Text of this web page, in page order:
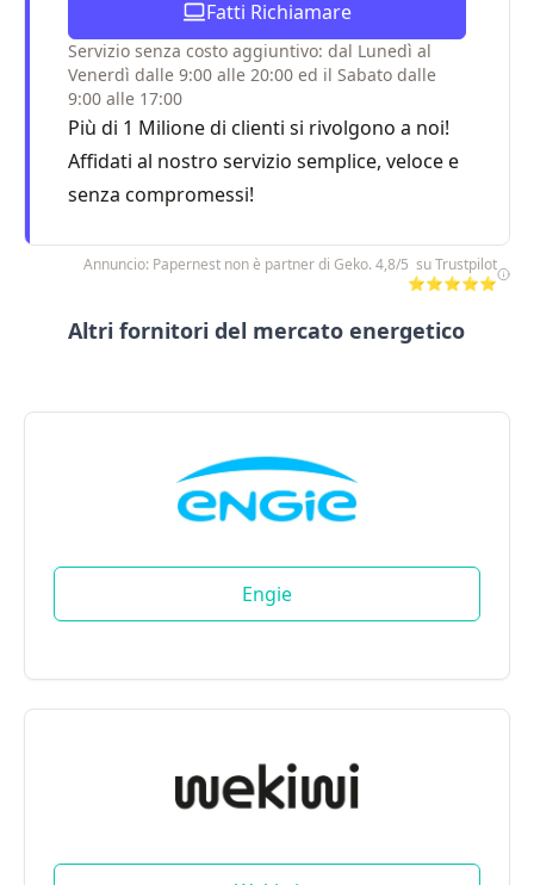
Fatti Richiamare
Servizio senza costo aggiuntivo: dal Lunedì al
Venerdì dalle 9:00 alle 20:00 ed il Sabato dalle
9:00 alle 17:00
Più di 1 Milione di clienti si rivolgono a noi!
Affidati al nostro servizio semplice, veloce e
senza compromessi!
Annuncio: Papernest non è partner di Geko. 4,8/5 su Trustpilot
⭐⭐⭐⭐⭐
Altri fornitori del mercato energetico
Engie